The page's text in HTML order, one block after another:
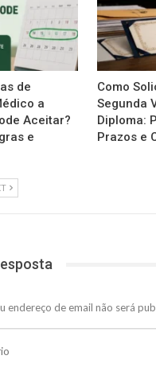
de
a
Aceitar?
e
Como
Segunda
Diploma:
Prazos e
endereço de email não será